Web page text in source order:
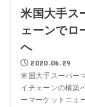
米国大手ス
ェーンでロ
へ
2020.06.29
米国大手スーパー
イチェーンの構築
ーマーケットニュ